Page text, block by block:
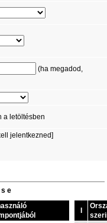
(ha megadod,
a letöltésben
jelentkezned]
e